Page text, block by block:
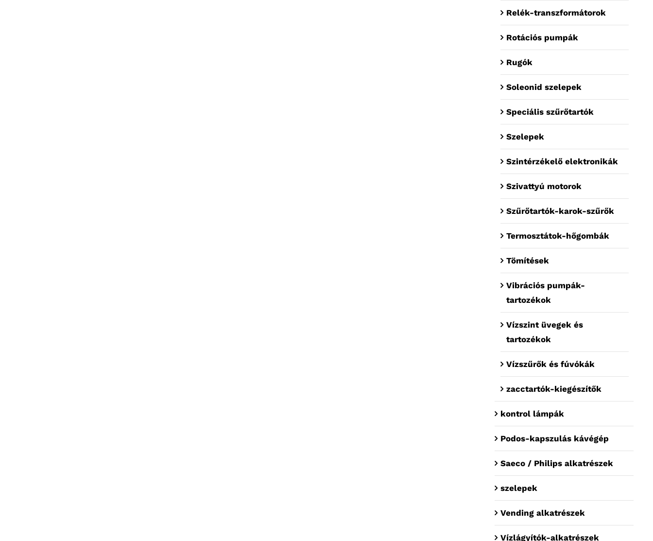
Relék-transzformátorok
Rotációs pumpák
Rugók
Soleonid szelepek
Speciális szűrőtartók
Szelepek
Szintérzékelő elektronikák
Szivattyú motorok
Szűrőtartók-karok-szűrők
Termosztátok-hőgombák
Tömítések
Vibrációs pumpák-
tartozékok
Vízszint üvegek és
tartozékok
Vízszűrők és fúvókák
zacctartók-kiegészítők
kontrol lámpák
Podos-kapszulás kávégép
Saeco / Philips alkatrészek
szelepek
Vending alkatrészek
Vízlágyítók-alkatrészek